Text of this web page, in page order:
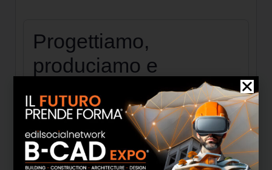
Progettiamo,
produciamo e
vendiamo maniglie e
coordinati per porte e
finestre